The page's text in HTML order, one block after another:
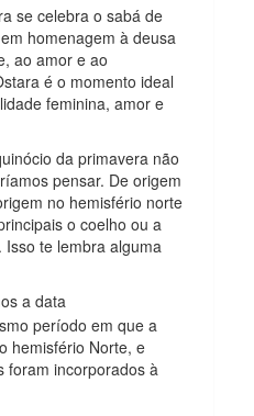
se celebra o sabá de
homenagem à deusa
ao amor e ao
é o momento ideal
feminina, amor e
da primavera não
pensar. De origem
no hemisfério norte
o coelho ou a
te lembra alguma
a data
período em que a
hemisfério Norte, e
foram incorporados à